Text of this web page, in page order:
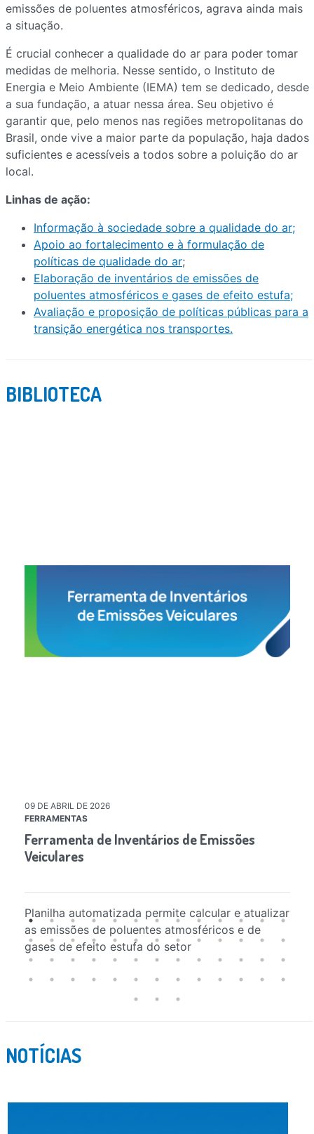
emissões de poluentes atmosféricos, agrava ainda mais
a situação.
É crucial conhecer a qualidade do ar para poder tomar
medidas de melhoria. Nesse sentido, o Instituto de
Energia e Meio Ambiente (IEMA) tem se dedicado, desde
a sua fundação, a atuar nessa área. Seu objetivo é
garantir que, pelo menos nas regiões metropolitanas do
Brasil, onde vive a maior parte da população, haja dados
suficientes e acessíveis a todos sobre a poluição do ar
local.
Linhas de ação:
Informação à sociedade sobre a qualidade do ar;
Apoio ao fortalecimento e à formulação de
políticas de qualidade do ar;
Elaboração de inventários de emissões de
poluentes atmosféricos e gases de efeito estufa;
Avaliação e proposição de políticas públicas para a
transição energética nos transportes.
BIBLIOTECA
09 DE ABRIL DE 2026
FERRAMENTAS
Ferramenta de Inventários de Emissões
Veiculares
Planilha automatizada permite calcular e atualizar
as emissões de poluentes atmosféricos e de
gases de efeito estufa do setor
NOTÍCIAS